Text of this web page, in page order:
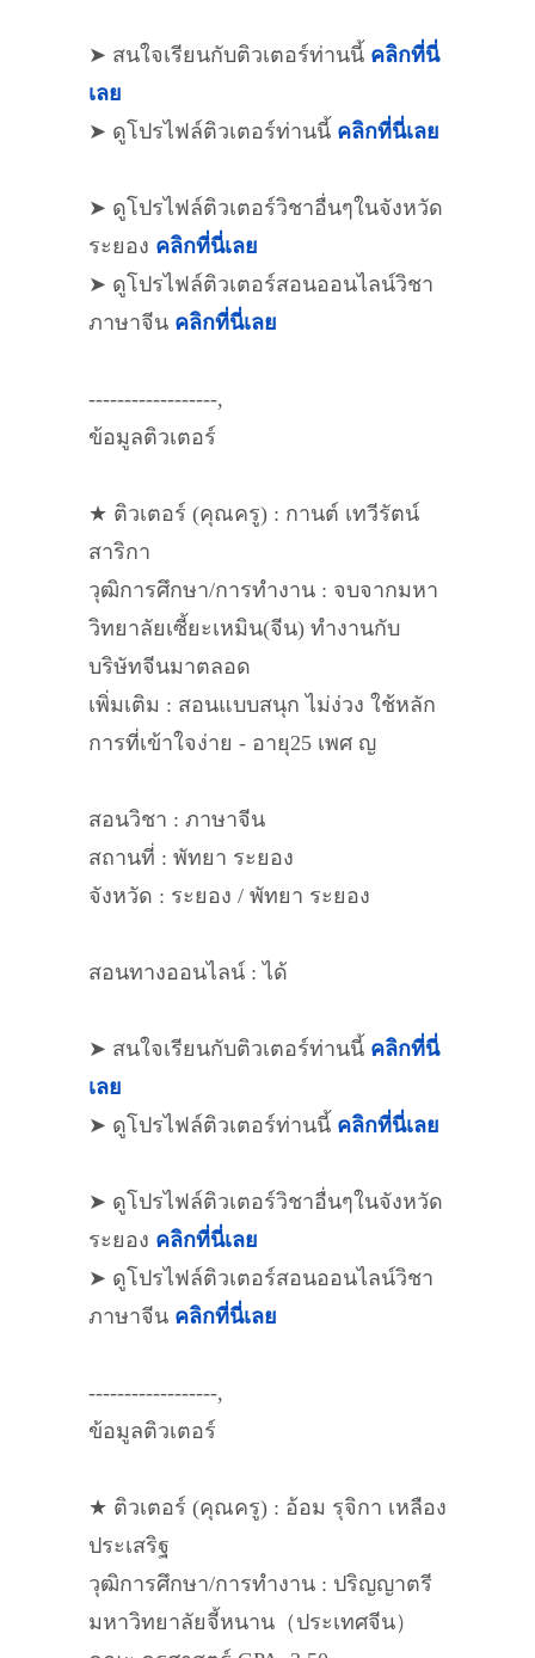
➤ สนใจเรียนกับติวเตอร์ท่านนี้ คลิกที่นี่
เลย
➤ ดูโปรไฟล์ติวเตอร์ท่านนี้ คลิกที่นี่เลย
➤ ดูโปรไฟล์ติวเตอร์วิชาอื่นๆในจังหวัด
ระยอง คลิกที่นี่เลย
➤ ดูโปรไฟล์ติวเตอร์สอนออนไลน์วิชา
ภาษาจีน คลิกที่นี่เลย
------------------,
ข้อมูลติวเตอร์
★ ติวเตอร์ (คุณครู) : กานต์ เทวีรัตน์
สาริกา
วุฒิการศึกษา/การทำงาน : จบจากมหา
วิทยาลัยเซี้ยะเหมิน(จีน) ทำงานกับ
บริษัทจีนมาตลอด
เพิ่มเติม : สอนแบบสนุก ไม่ง่วง ใช้หลัก
การที่เข้าใจง่าย - อายุ25 เพศ ญ
สอนวิชา : ภาษาจีน
สถานที่ : พัทยา ระยอง
จังหวัด : ระยอง / พัทยา ระยอง
สอนทางออนไลน์ : ได้
➤ สนใจเรียนกับติวเตอร์ท่านนี้ คลิกที่นี่
เลย
➤ ดูโปรไฟล์ติวเตอร์ท่านนี้ คลิกที่นี่เลย
➤ ดูโปรไฟล์ติวเตอร์วิชาอื่นๆในจังหวัด
ระยอง คลิกที่นี่เลย
➤ ดูโปรไฟล์ติวเตอร์สอนออนไลน์วิชา
ภาษาจีน คลิกที่นี่เลย
------------------,
ข้อมูลติวเตอร์
★ ติวเตอร์ (คุณครู) : อ้อม รุจิกา เหลือง
ประเสริฐ
วุฒิการศึกษา/การทำงาน : ปริญญาตรี
มหาวิทยาลัยจี้หนาน（ประเทศจีน）